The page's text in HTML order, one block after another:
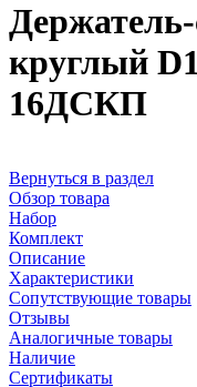
круглый
16ДСКП
Вернуться в раздел
Обзор товара
Набор
Комплект
Описание
Характеристики
Сопутствующие товары
Отзывы
Аналогичные товары
Наличие
Сертификаты